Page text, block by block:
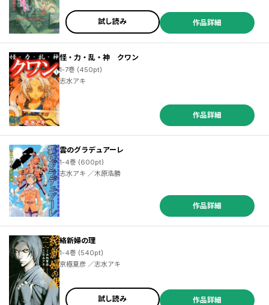
試し読み 作品詳細
怪・力・乱・神 クワン
1-7巻 (450pt)
志水アキ
作品詳細
雲のグラデュアーレ
1-4巻 (600pt)
志水アキ ／木原浩勝
作品詳細
絡新婦の理
1-4巻 (540pt)
京極夏彦 ／志水アキ
試し読み 作品詳細